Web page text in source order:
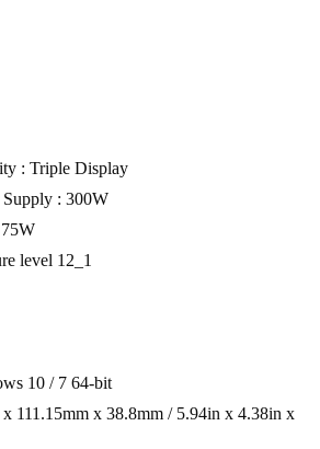
: Triple Display
Supply : 300W
level 12_1
10 / 7 64-bit
111.15mm x 38.8mm / 5.94in x 4.38in x